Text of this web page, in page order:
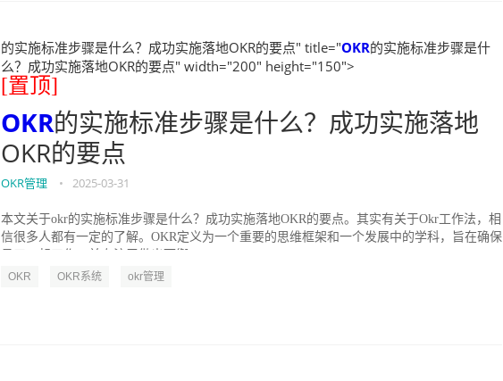
的实施标准步骤是什么？成功实施落地OKR的要点" title="OKR的实施标准步骤是什
么？成功实施落地OKR的要点" width="200" height="150">
[置顶]
OKR的实施标准步骤是什么？成功实施落地
OKR的要点
OKR管理 • 2025-03-31
本文关于okr的实施标准步骤是什么？成功实施落地OKR的要点。其实有关于Okr工作法，相
信很多人都有一定的了解。OKR定义为一个重要的思维框架和一个发展中的学科，旨在确保
OKR OKR系统 okr管理